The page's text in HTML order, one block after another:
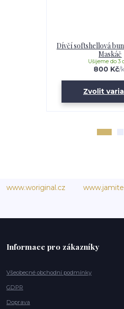
Dívčí softshellová
Maskáč
800 Kč/
Ušijeme do 3
Zvolit
www.woriginal.cz
Informace pro zákazníky
Všeobecné obchodní podmínky
GDPR
Doprava